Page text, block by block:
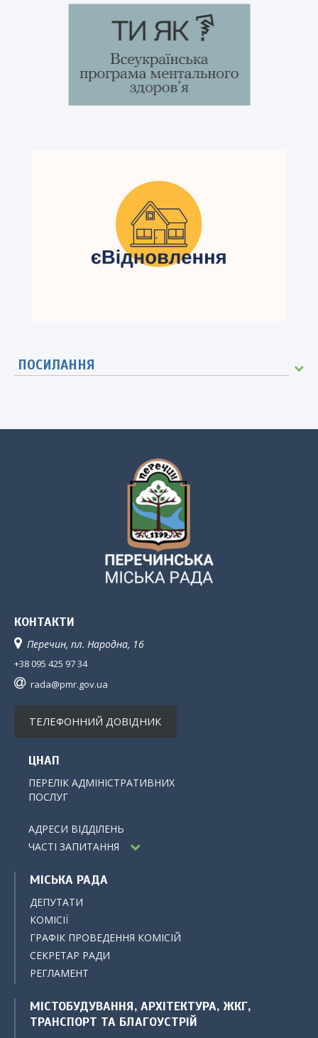
ПОСИЛАННЯ
КОНТАКТИ
Перечин, пл. Народна, 16
+38 095 425 97 34
rada@pmr.gov.ua
ТЕЛЕФОННИЙ ДОВІДНИК
ЦНАП
ПЕРЕЛІК АДМІНІСТРАТИВНИХ
ПОСЛУГ
АДРЕСИ ВІДДІЛЕНЬ
ЧАСТІ ЗАПИТАННЯ
МІСЬКА РАДА
ДЕПУТАТИ
КОМІСІЇ
ГРАФІК ПРОВЕДЕННЯ КОМІСІЙ
СЕКРЕТАР РАДИ
РЕГЛАМЕНТ
МІСТОБУДУВАННЯ, АРХІТЕКТУРА, ЖКГ,
ТРАНСПОРТ ТА БЛАГОУСТРІЙ